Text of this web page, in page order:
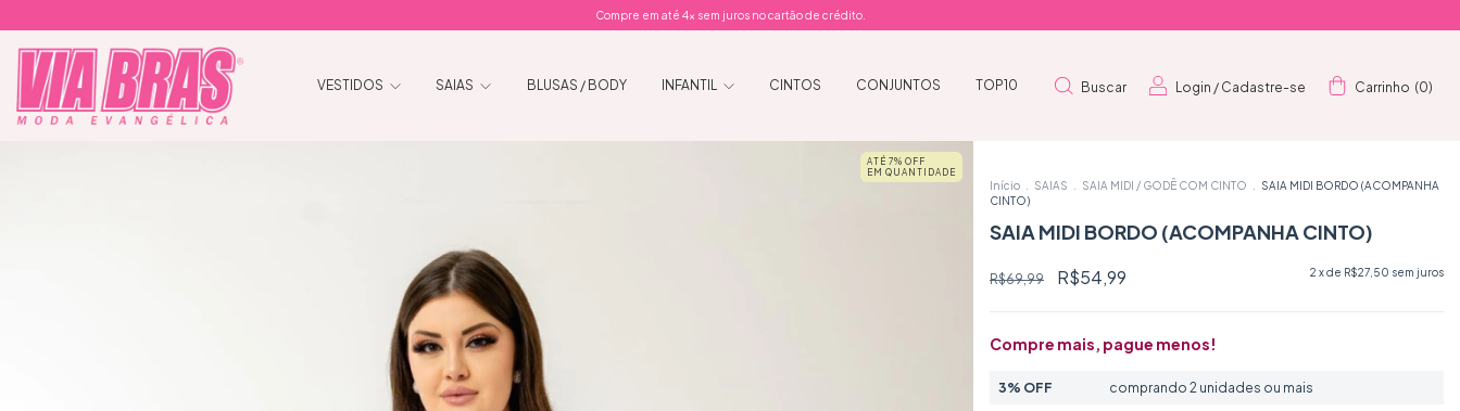
Compre em até 4x sem juros no cartão de crédito.
VESTIDOS SAIAS BLUSAS / BODY INFANTIL CINTOS CONJUNTOS TOP10 Buscar Login / Cadastre-se Carrinho (0)
ATÉ 7% OFF
EM QUANTIDADE
Início SAIAS SAIA MIDI / GODÊ COM CINTO
SAIA MIDI BORDO (ACOMPANHA
CINTO)
SAIA MIDI BORDO (ACOMPANHA CINTO)
R$69,99 R$54,99 2 x de R$27,50 sem juros
Compre mais, pague menos!
3% OFF comprando 2 unidades ou mais